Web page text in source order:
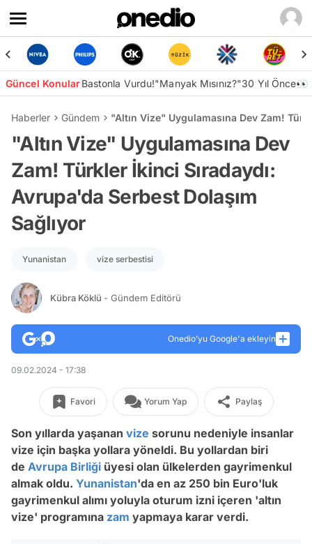
Güncel KonularBastonla Vurdu!"Manyak Mısınız?"30 Yıl Önce👀
Haberler Gündem "Altın Vize" Uygulamasına Dev Zam!
"Altın Vize" Uygulamasına Dev
Zam! Türkler İkinci Sıradaydı:
Avrupa'da Serbest Dolaşım
Sağlıyor
Yunanistan vize serbestisi
Kübra Köklü - Gündem Editörü
Onedio’yu Google'a ekleyin
09.02.2024 - 17:38
Favori Yorum Yap Paylaş
Son yıllarda yaşanan vize sorunu nedeniyle insanlar
vize için başka yollara yöneldi. Bu yollardan biri
de Avrupa Birliği üyesi olan ülkelerden gayrimenkul
almak oldu. Yunanistan'da en az 250 bin Euro'luk
gayrimenkul alımı yoluyla oturum izni içeren 'altın
vize' programına zam yapmaya karar verdi.